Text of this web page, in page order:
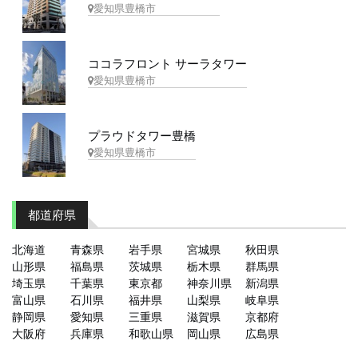
愛知県豊橋市
ココラフロント サーラタワー
愛知県豊橋市
プラウドタワー豊橋
愛知県豊橋市
都道府県
北海道 青森県 岩手県 宮城県
秋田県
山形県
福島県 茨城県 栃木県
群馬県
埼玉県
千葉県 東京都 神奈川県
新潟県
富山県
石川県 福井県 山梨県
岐阜県
静岡県
愛知県 三重県 滋賀県
京都府
大阪府
兵庫県 和歌山県 岡山県
広島県